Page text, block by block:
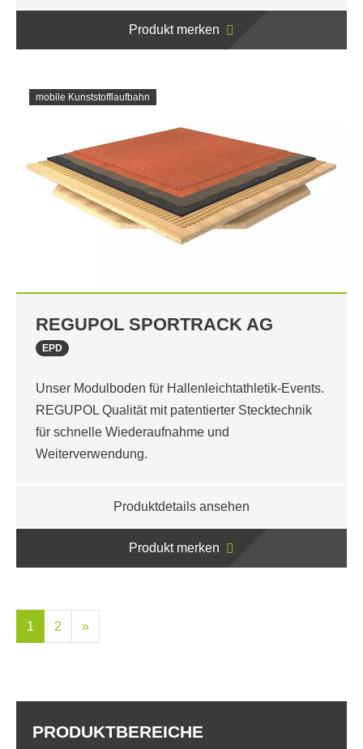
Produkt merken
mobile Kunststofflaufbahn
REGUPOL SPORTRACK AG
EPD
Unser Modulboden für Hallenleichtathletik-Events.
REGUPOL Qualität mit patentierter Stecktechnik
für schnelle Wiederaufnahme und
Weiterverwendung.
Produktdetails ansehen
Produkt merken
1 2 »
PRODUKTBEREICHE